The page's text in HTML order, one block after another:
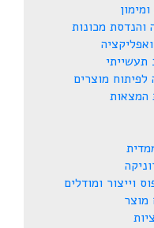
והנדסת מכונות
תעשייתי
מוצרים
המצאות
וייצור ומודלים
מוצר